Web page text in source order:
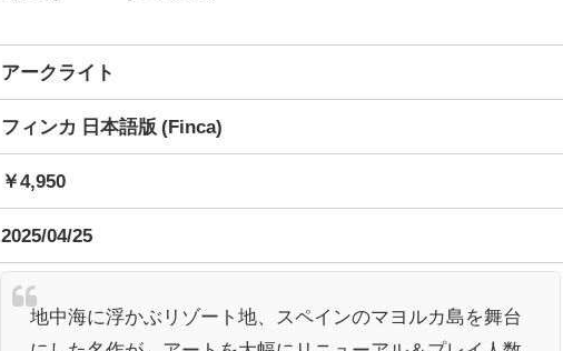
アークライト
フィンカ 日本語版 (Finca)
￥4,950
2025/04/25
地中海に浮かぶリゾート地、スペインのマヨルカ島を舞台